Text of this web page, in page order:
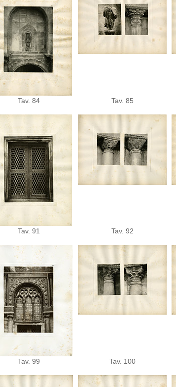
Tav. 84 Tav. 85
Tav. 91 Tav. 92
Tav. 99 Tav. 100